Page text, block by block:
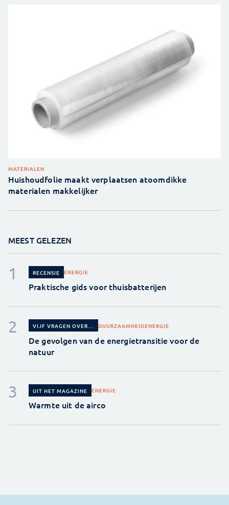
MATERIALEN
Huishoudfolie maakt verplaatsen atoomdikke
materialen makkelijker
MEEST GELEZEN
RECENSIE ENERGIE
Praktische gids voor thuisbatterijen
VIJF VRAGEN OVER... DUURZAAMHEIDENERGIE
De gevolgen van de energietransitie voor de
natuur
UIT HET MAGAZINE ENERGIE
Warmte uit de airco